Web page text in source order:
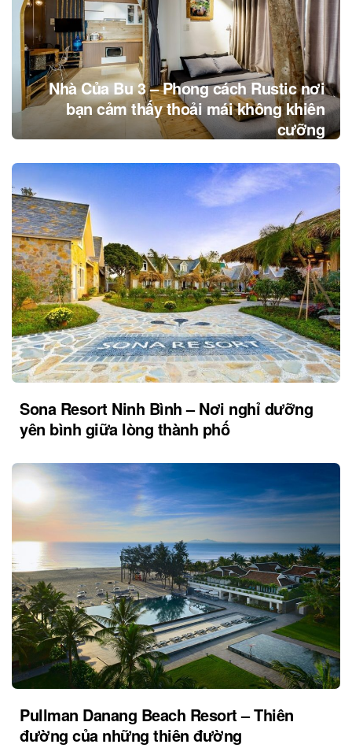
Nhà Của Bu 3 – Phong cách Rustic nơi
bạn cảm thấy thoải mái không khiên
cưỡng
Sona Resort Ninh Bình – Nơi nghỉ dưỡng
yên bình giữa lòng thành phố
Pullman Danang Beach Resort – Thiên
đường của những thiên đường